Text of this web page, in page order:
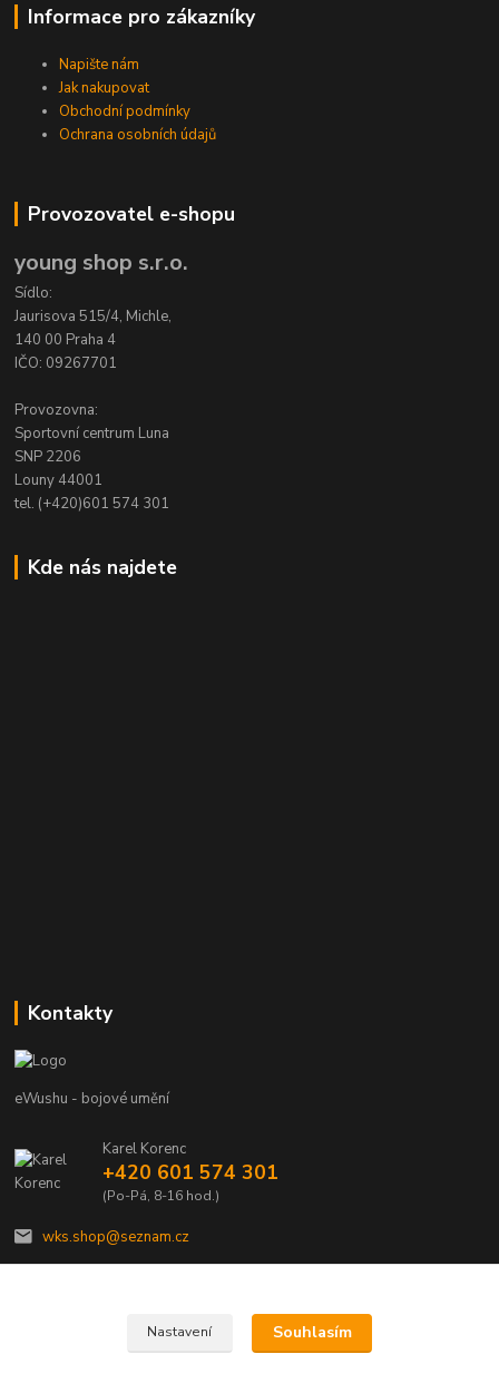
Informace pro zákazníky
Napište nám
Jak nakupovat
Obchodní podmínky
Ochrana osobních údajů
Provozovatel e-shopu
young shop s.r.o.
Sídlo:
Jaurisova 515/4, Michle,
140 00 Praha 4
IČO: 09267701
Provozovna:
Sportovní centrum Luna
SNP 2206
Louny 44001
tel. (+420)601 574 301
Kde nás najdete
Kontakty
eWushu - bojové umění
Karel Korenc
+420 601 574 301
(Po-Pá, 8-16 hod.)
wks.shop@seznam.cz
Nastavení Souhlasím